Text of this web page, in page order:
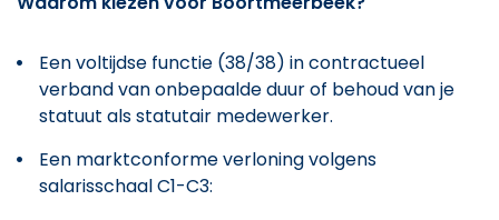
Een voltijdse functie (38/38) in contractueel
verband van onbepaalde duur of behoud van je
statuut als statutair medewerker.
Een marktconforme verloning volgens
salarisschaal C1-C3: